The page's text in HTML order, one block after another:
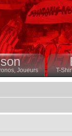
Joueurs T-